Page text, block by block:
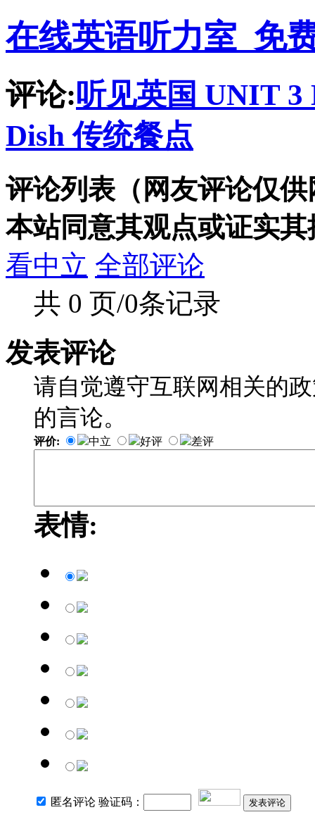
在线英语听力室_免
评论:听见英国 UNIT
Dish 传统餐点
评论列表（网友评论仅
本站同意其观点或证实其
看中立 全部评论
共 0 页/0条记录
发表评论
请自觉遵守互联网相关的
的言论。
评价: 中立 好评 差评
表情:
匿名评论 验证码： 发表评论